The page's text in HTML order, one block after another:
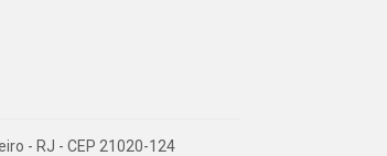
- RJ - CEP 21020-124